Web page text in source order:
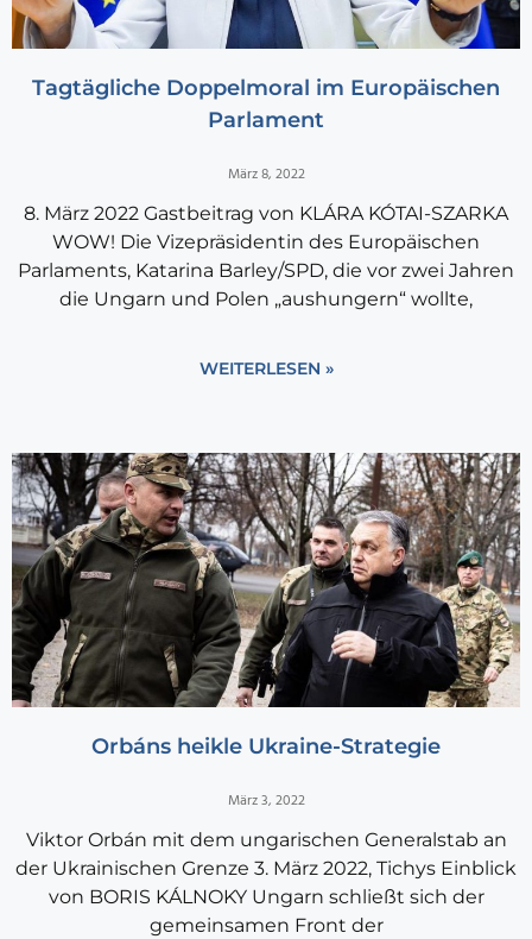
Tagtägliche Doppelmoral im Europäischen
Parlament
März 8, 2022
8. März 2022 Gastbeitrag von KLÁRA KÓTAI-SZARKA
WOW! Die Vizepräsidentin des Europäischen
Parlaments, Katarina Barley/SPD, die vor zwei Jahren
die Ungarn und Polen „aushungern“ wollte,
WEITERLESEN »
Orbáns heikle Ukraine-Strategie
März 3, 2022
Viktor Orbán mit dem ungarischen Generalstab an
der Ukrainischen Grenze 3. März 2022, Tichys Einblick
von BORIS KÁLNOKY Ungarn schließt sich der
gemeinsamen Front der